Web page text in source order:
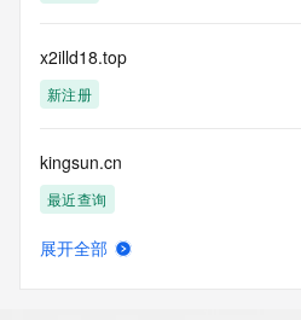
x2illd18.top
新注册
kingsun.cn
最近查询
展开全部